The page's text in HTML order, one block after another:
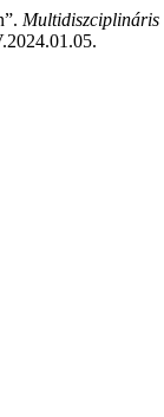
Multidiszciplináris